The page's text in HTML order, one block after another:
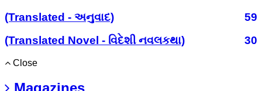
(Translated - અનુવાદ)
59
(Translated Novel - વિદેશી નવલકથા)
30
Close
Magazines